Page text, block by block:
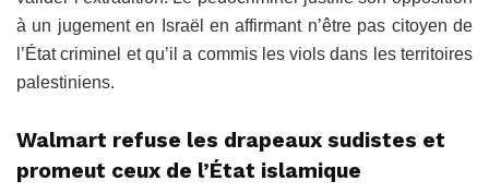
à un jugement en Israël en affirmant n’être pas citoyen de
l’État criminel et qu’il a commis les viols dans les territoires
palestiniens.
Walmart refuse les drapeaux sudistes et
promeut ceux de l’État islamique